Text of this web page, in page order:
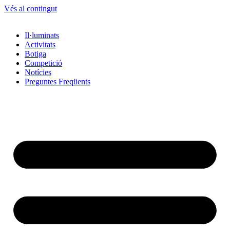
Vés al contingut
Il·luminats
Activitats
Botiga
Competició
Notícies
Preguntes Freqüents